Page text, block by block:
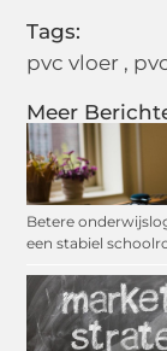
Meer
Betere
een stabiel
Tags:
pvc vloer ,